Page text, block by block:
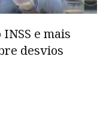
e mais
desvios